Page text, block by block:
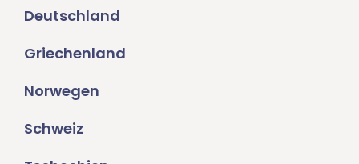
Deutschland
Griechenland
Norwegen
Schweiz